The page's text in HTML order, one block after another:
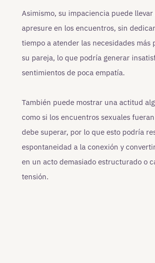
Asimismo, su impaciencia puede llevar
apresure en los encuentros, sin
tiempo a atender las necesidades más
su pareja, lo que podría generar
sentimientos de poca empatía.
También puede mostrar una actitud
como si los encuentros sexuales
debe superar, por lo que esto podría
espontaneidad a la conexión y
en un acto demasiado estructurado o
tensión.